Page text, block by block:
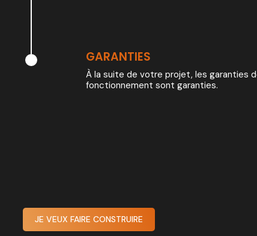
GARANTIES
À la suite de votre projet, les garanties
fonctionnement sont garanties.
JE VEUX FAIRE CONSTRUIRE